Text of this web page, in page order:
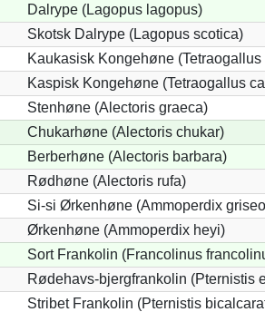
Dalrype (Lagopus lagopus)
Skotsk Dalrype (Lagopus scotica)
Kaukasisk Kongehøne
Kaspisk Kongehøne (Tetraogallus
Stenhøne (Alectoris graeca)
Chukarhøne (Alectoris chukar)
Berberhøne (Alectoris barbara)
Rødhøne (Alectoris rufa)
Si-si Ørkenhøne (Ammoperdix
Ørkenhøne (Ammoperdix heyi)
Sort Frankolin (Francolinus
Rødehavs-bjergfrankolin (Pternistis
Stribet Frankolin (Pternistis